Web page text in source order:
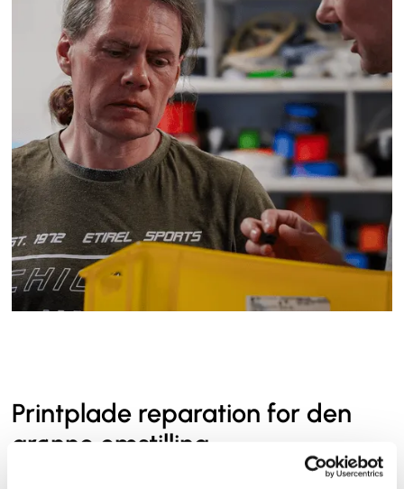
Printplade reparation for den
grønne omstilling
Reparation af printplader spiller en vigtig rolle i moderne